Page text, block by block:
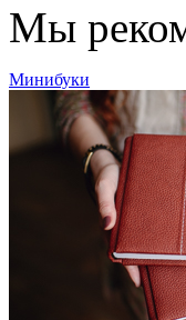
Мы
Минибуки